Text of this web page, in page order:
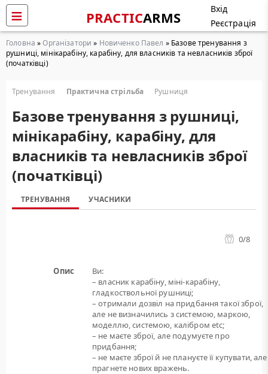
PRACTICARMS
Вхід
Реєстрація
Головна »Організатори » Новиченко Павел » Базове тренування з
рушниці, мінікарабіну, карабіну, для власників та невласників зброї
(початківці)
Тренування Практична стрільба Рушниця
Базове тренування з рушниці,
мінікарабіну, карабіну, для
власників та невласників зброї
(початківці)
ТРЕНУВАННЯ УЧАСНИКИ
0/8
Опис
Ви:
– власник карабіну, міні-карабіну,
гладкоствольної рушниці;
– отримали дозвіл на придбання такої зброї,
але не визначились з системою, маркою,
моделлю, системою, калібром etc;
– не маєте зброї, але подумуєте про
придбання;
– не маєте зброї й не плануєте її купувати, але
прагнете нових вражень.